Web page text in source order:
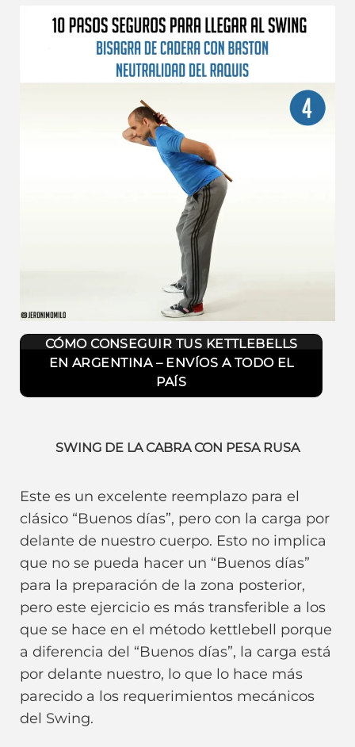
CÓMO CONSEGUIR TUS KETTLEBELLS
EN ARGENTINA – ENVÍOS A TODO EL
PAÍS
SWING DE LA CABRA CON PESA RUSA
Este es un excelente reemplazo para el
clásico “Buenos días”, pero con la carga por
delante de nuestro cuerpo. Esto no implica
que no se pueda hacer un “Buenos días”
para la preparación de la zona posterior,
pero este ejercicio es más transferible a los
que se hace en el método kettlebell porque
a diferencia del “Buenos días”, la carga está
por delante nuestro, lo que lo hace más
parecido a los requerimientos mecánicos
del Swing.